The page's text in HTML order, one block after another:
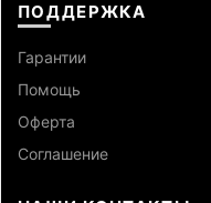
ПОДДЕРЖКА
Гарантии
Помощь
Оферта
Cоглашение